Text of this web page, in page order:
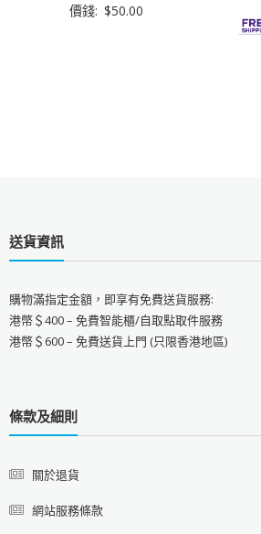
價錢: $50.00
送貨資訊
購物滿指定金額，即享有免費送貨服務:
港幣＄400 – 免費智能櫃/自取點取件服務
港幣＄600 – 免費送貨上門 (只限香港地區)
條款及細則
關於退貨
網站服務條款